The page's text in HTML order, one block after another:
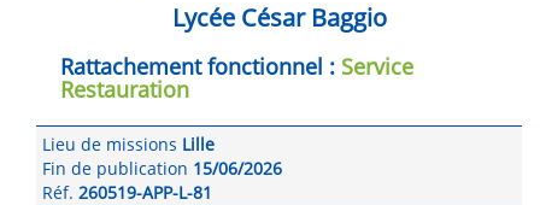
Lycée César Baggio
Rattachement fonctionnel : Service
Restauration
Lieu de missions Lille
Fin de publication 15/06/2026
Réf. 260519-APP-L-81